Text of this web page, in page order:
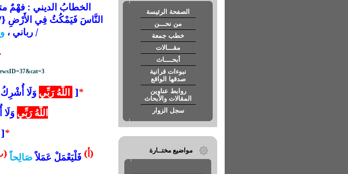
الصفحة الرئيسة
من نحـــن
خطب جمعة
مقـــالات
أبحــــاث
نبوءات قرانية
صدقها الواقع
روابط عناوين
المقالات والأبحاث
سجل الزوار
مواضيع مختــارة
الخطابُ الديني : فهْمٌ
النَّاسَ فَيَمْكُثُ فِي الأَرْضِ {17} ] الرعد . مُلخصه :
/ رباني ،
*
[ اللَّهُ رَبِّي وَلَا أُشْرِكُ
اللَّهُ رَبِّي
*
(أ) فَلْيَعْمَلْ عَمَلاًصَالِحاً